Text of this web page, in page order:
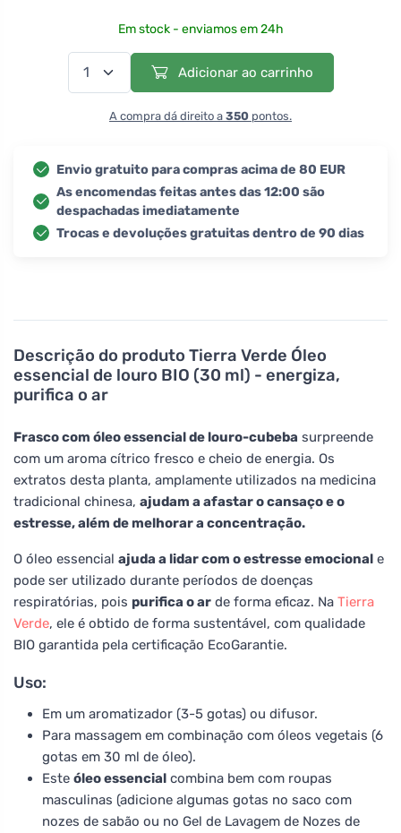
Descrição do produto Tierra Verde Óleo
essencial de louro BIO (30 ml) - energiza,
purifica o ar
Frasco com óleo essencial de louro-cubeba surpreende
com um aroma cítrico fresco e cheio de energia. Os
extratos desta planta, amplamente utilizados na medicina
tradicional chinesa, ajudam a afastar o cansaço e o
estresse, além de melhorar a concentração.
O óleo essencial ajuda a lidar com o estresse emocional e
pode ser utilizado durante períodos de doenças
respiratórias, pois purifica o ar de forma eficaz. Na Tierra
Verde, ele é obtido de forma sustentável, com qualidade
BIO garantida pela certificação EcoGarantie.
Uso:
Em um aromatizador (3-5 gotas) ou difusor.
Para massagem em combinação com óleos vegetais (6
gotas em 30 ml de óleo).
Este óleo essencial combina bem com roupas
masculinas (adicione algumas gotas no saco com
nozes de sabão ou no Gel de Lavagem de Nozes de
Em stock - enviamos em 24h
Adicionar ao carrinho
A compra dá direito a 350 pontos.
Envio gratuito para compras acima de 80 EUR
As encomendas feitas antes das 12:00 são
despachadas imediatamente
Trocas e devoluções gratuitas dentro de 90 dias